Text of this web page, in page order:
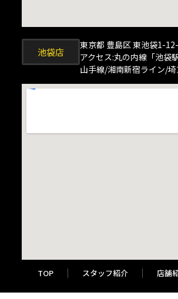
池袋店
東京都 豊島区 東池袋1-
アクセス:丸の内線「池袋
山手線/湘南新宿ライン/
TOP スタッフ紹介 店舗